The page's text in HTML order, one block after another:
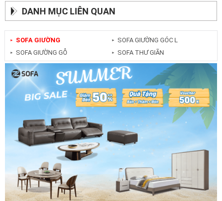
DANH MỤC LIÊN QUAN
► SOFA GIƯỜNG
► SOFA GIƯỜNG GỖ
► SOFA GIƯỜNG GÓC L
► SOFA THƯ GIÃN